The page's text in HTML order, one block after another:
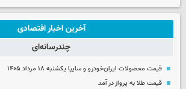
آخرین اخبار اقتصادی
چندرسانه‌ای
قیمت محصولات ایران‌خودرو و سایپا یکشنبه ۱۸ مرداد ۱۴۰۵
قیمت طلا به پرواز در آمد